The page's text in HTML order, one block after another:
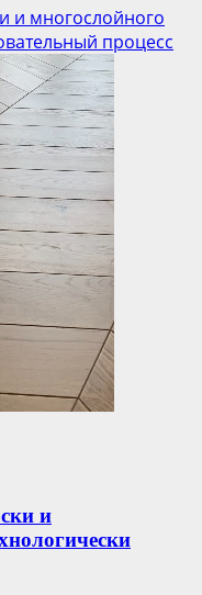
и многослойного
процесс
и